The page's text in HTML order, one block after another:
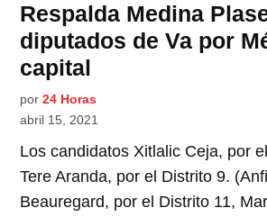
Respalda Medina
diputados de Va por
capital
por 24 Horas
abril 15, 2021
Los candidatos Xitlalic Ceja, por
Tere Aranda, por el Distrito 9.
Beauregard, por el Distrito 11,